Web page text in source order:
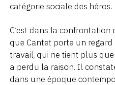
catégorie sociale des héros.
C’est dans la confrontation
que Cantet porte un
travail, qui ne tient plus que
a perdu la raison. Il
dans une époque